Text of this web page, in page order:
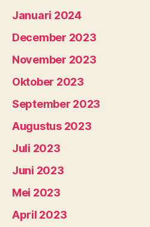
Januari 2024
December 2023
November 2023
Oktober 2023
September 2023
Augustus 2023
Juli 2023
Juni 2023
Mei 2023
April 2023